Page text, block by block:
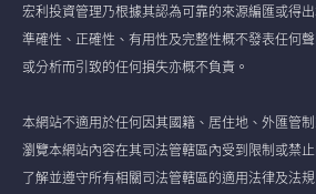
宏利投資管理乃根據其認為可靠的來源編匯或得
準確性、正確性、有用性及完整性概不發表任何
或分析而引致的任何損失亦概不負責。
本網站不適用於任何因其國籍、居住地、外匯管
瀏覽本網站內容在其司法管轄區內受到限制或禁
了解並遵守所有相關司法管轄區的適用法律及法